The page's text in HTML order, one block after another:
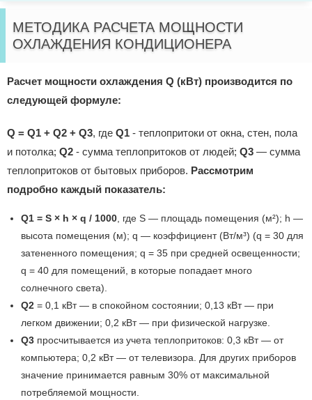
МЕТОДИКА РАСЧЕТА МОЩНОСТИ
ОХЛАЖДЕНИЯ КОНДИЦИОНЕРА
Расчет мощности охлаждения Q (кВт) производится по
следующей формуле:
Q = Q1 + Q2 + Q3, где Q1 - теплопритоки от окна, стен, пола
и потолка; Q2 - сумма теплопритоков от людей; Q3 — сумма
теплопритоков от бытовых приборов. Рассмотрим
подробно каждый показатель:
Q1 = S × h × q / 1000 , где S — площадь помещения (м²); h —
высота помещения (м); q — коэффициент (Вт/м³) (q = 30 для
затененного помещения; q = 35 при средней освещенности;
q = 40 для помещений, в которые попадает много
солнечного света).
Q2 = 0,1 кВт — в спокойном состоянии; 0,13 кВт — при
легком движении; 0,2 кВт — при физической нагрузке.
Q3 просчитывается из учета теплопритоков: 0,3 кВт — от
компьютера; 0,2 кВт — от телевизора. Для других приборов
значение принимается равным 30% от максимальной
потребляемой мощности.